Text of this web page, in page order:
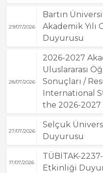
29/07/2026
Bartın
Akademik Yılı
Duyurusu
28/07/2026
2026-2027
Uluslararası
Sonuçları /
International
the 2026-2027
27/07/2026
Selçuk
Duyurusu
17/07/2026
TÜBİTAK-
Etkinliği